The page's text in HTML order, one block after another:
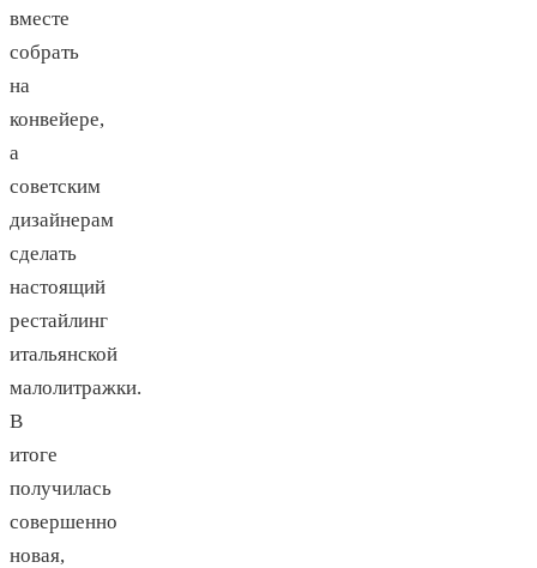
вместе
собрать
на
конвейере,
а
советским
дизайнерам
сделать
настоящий
рестайлинг
итальянской
малолитражки.
В
итоге
получилась
совершенно
новая,